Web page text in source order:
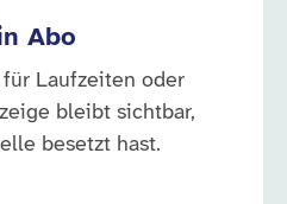
Abo
Laufzeiten oder
bleibt sichtbar,
besetzt hast.